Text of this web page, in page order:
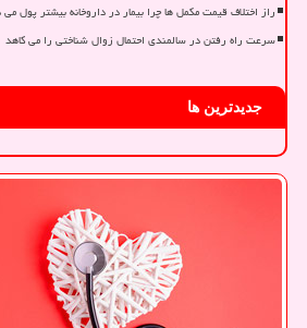
راز اختلاف قیمت مکمل ها چرا بیمار در داروخانه بیشتر پول
سرعت راه رفتن در سالمندی احتمال زوال شناختی را می کاهد
جدیدترین ها